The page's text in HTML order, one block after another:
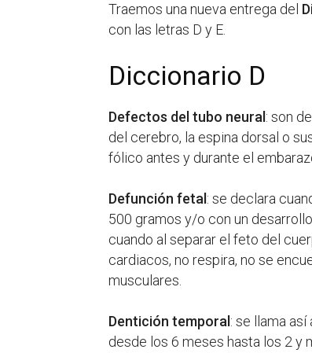
Traemos una nueva entrega del
con las letras D y E.
Diccionario D
Defectos del tubo neural : son
del cerebro, la espina dorsal o
fólico antes y durante el
Defunción fetal : se declara
500 gramos y/o con un
cuando al separar el feto del
cardiacos, no respira, no se
musculares.
Dentición temporal : se llama
desde los 6 meses hasta los 2 y